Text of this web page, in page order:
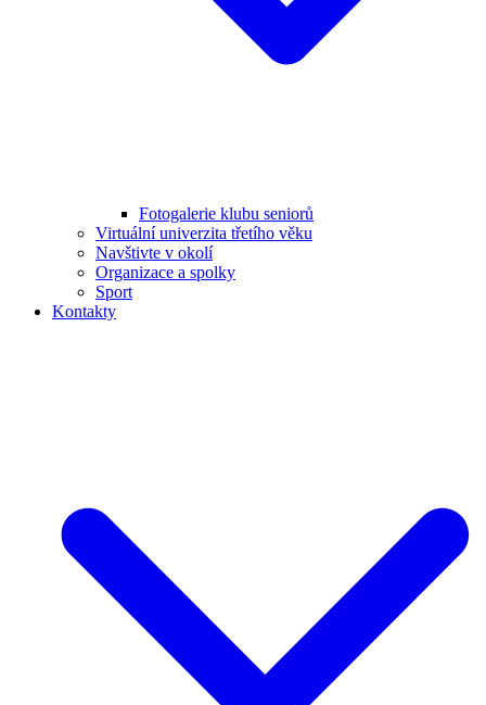
Fotogalerie klubu seniorů
Virtuální univerzita třetího věku
Navštivte v okolí
Organizace a spolky
Sport
Kontakty